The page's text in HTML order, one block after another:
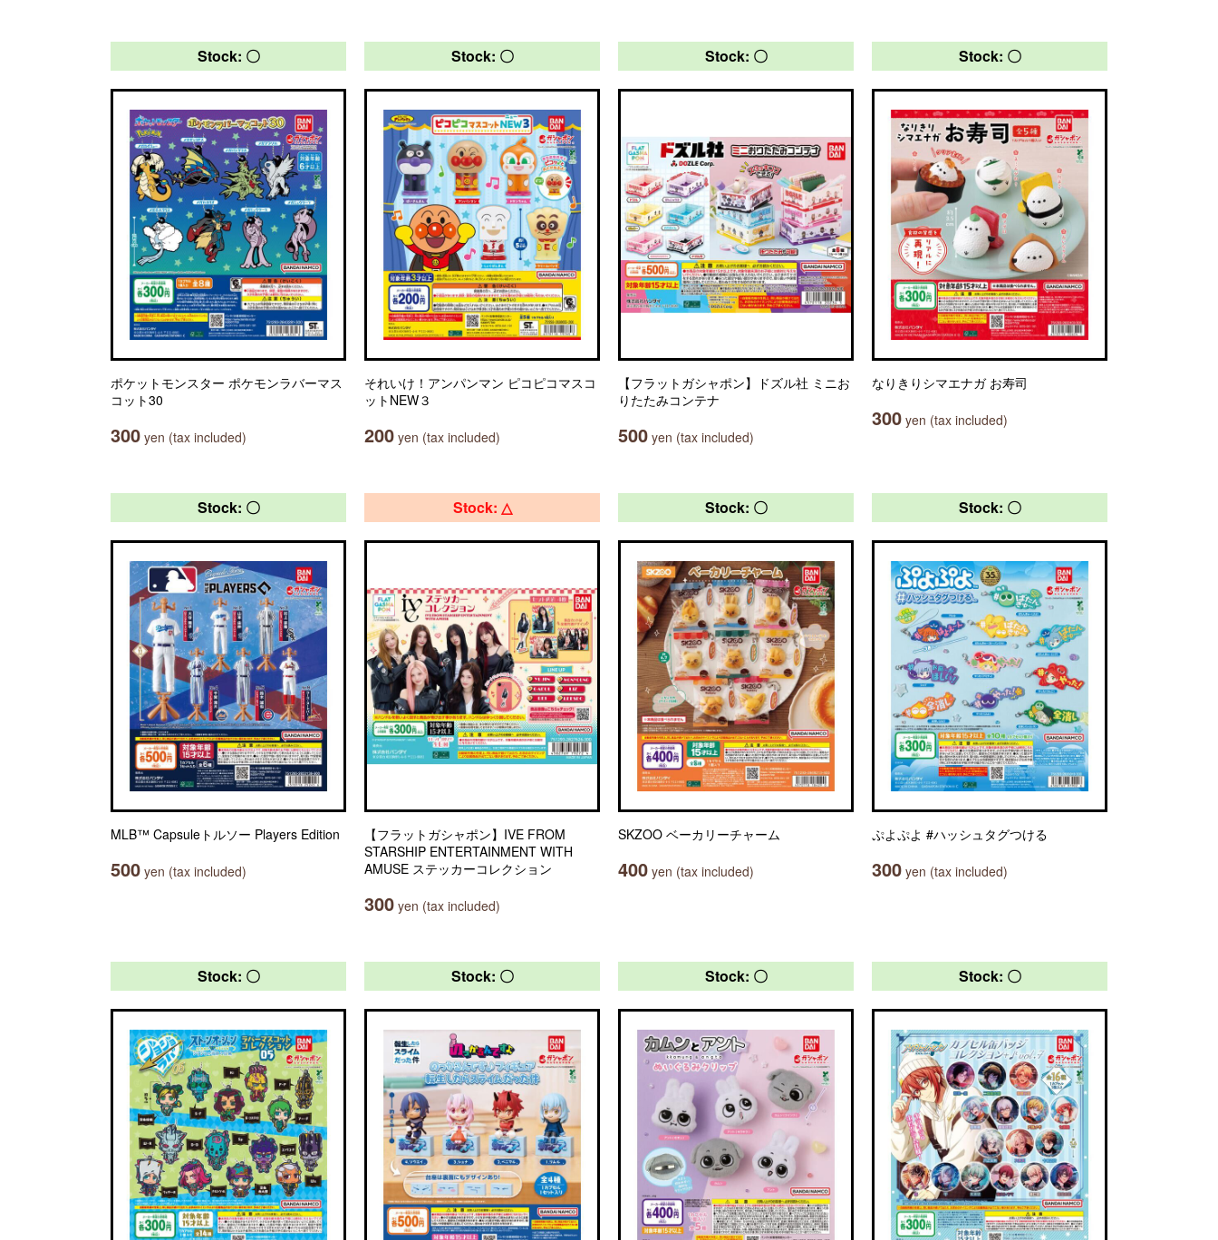
Stock: 〇
ポケットモンスター ポケモンラバーマス
コット30
300 yen (tax included)
Stock: 〇
それいけ！アンパンマン ピコピコマスコ
ットNEW３
200 yen (tax included)
Stock: 〇
【フラットガシャポン】ドズル社 ミニお
りたたみコンテナ
500 yen (tax included)
Stock: 〇
なりきりシマエナガ お寿司
300 yen (tax included)
Stock: 〇
MLB™ Capsuleトルソー Players Edition
500 yen (tax included)
Stock: △
【フラットガシャポン】IVE FROM
STARSHIP ENTERTAINMENT WITH
AMUSE ステッカーコレクション
300 yen (tax included)
Stock: 〇
SKZOO ベーカリーチャーム
400 yen (tax included)
Stock: 〇
ぷよぷよ #ハッシュタグつける
300 yen (tax included)
Stock: 〇 Stock: 〇 Stock: 〇 Stock: 〇